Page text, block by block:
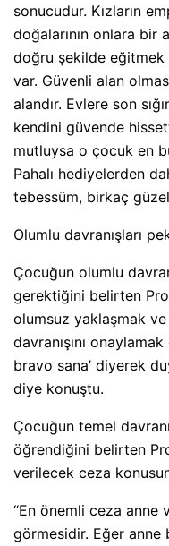
sonucudur. Kızların
doğalarının onlara bir
doğru şekilde eğitmek
var. Güvenli alan
alandır. Evlere son
kendini güvende
mutluysa o çocuk en
Pahalı hediyelerden
tebessüm, birkaç
Olumlu davranışları
Çocuğun olumlu
gerektiğini belirten
olumsuz yaklaşmak
davranışını
bravo sana’ diyerek
diye konuştu.
Çocuğun temel
öğrendiğini belirten
verilecek ceza
“En önemli ceza anne
görmesidir. Eğer